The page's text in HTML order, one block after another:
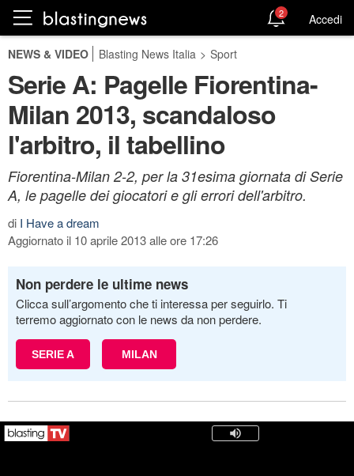
2 Accedi
NEWS & VIDEO Blasting News Italia > Sport
Serie A: Pagelle Fiorentina-
Milan 2013, scandaloso
l'arbitro, il tabellino
Fiorentina-Milan 2-2, per la 31esima giornata di Serie
A, le pagelle dei giocatori e gli errori dell'arbitro.
di I Have a dream
Aggiornato il 10 aprile 2013 alle ore 17:26
Non perdere le ultime news
Clicca sull’argomento che ti interessa per seguirlo. Ti
terremo aggiornato con le news da non perdere.
SERIE A MILAN